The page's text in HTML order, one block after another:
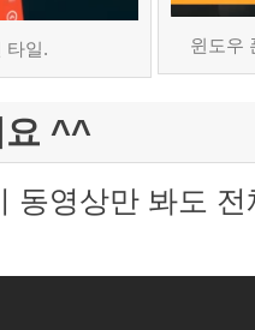
타일. 윈도우
요 ^^
동영상만 봐도